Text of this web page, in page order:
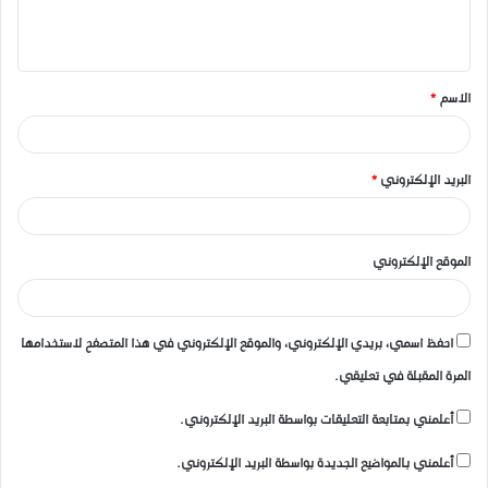
ق
*
الاسم *
البريد الإلكتروني *
الموقع الإلكتروني
احفظ اسمي، بريدي الإلكتروني، والموقع الإلكتروني في هذا المتصفح لاستخدامها
المرة المقبلة في تعليقي.
أعلمني بمتابعة التعليقات بواسطة البريد الإلكتروني.
أعلمني بالمواضيع الجديدة بواسطة البريد الإلكتروني.